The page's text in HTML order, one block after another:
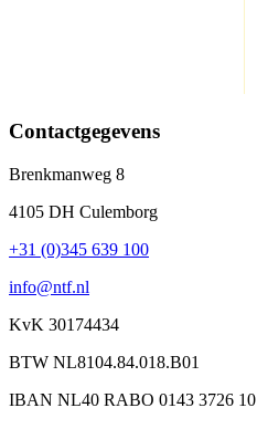
Contactgegevens
Brenkmanweg 8
4105 DH Culemborg
+31 (0)345 639 100
info@ntf.nl
KvK 30174434
BTW NL8104.84.018.B01
IBAN NL40 RABO 0143 3726 10